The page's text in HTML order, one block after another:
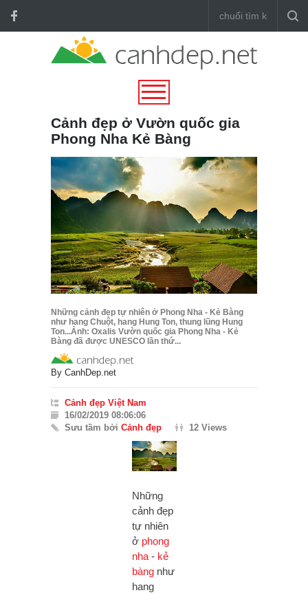
Cảnh đẹp ở Vườn quốc gia
Phong Nha Kẻ Bàng
Những cảnh đẹp tự nhiên ở Phong Nha - Kẻ Bàng
như hang Chuột, hang Hung Ton, thung lũng Hung
Ton...Ảnh: Oxalis Vườn quốc gia Phong Nha - Kẻ
Bàng đã được UNESCO lần thứ...
By CanhDep.net
Cảnh đẹp Việt Nam
16/02/2019 08:06:06
Sưu tầm bởi Cảnh đẹp 12 Views
Những
cảnh đẹp
tự nhiên
ở phong
nha- kẻ
bàngnhư
hang